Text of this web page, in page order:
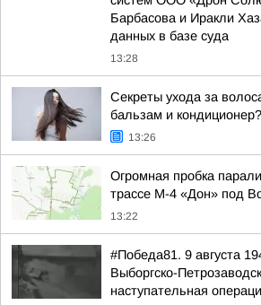
Барбасова и Иракли
данных в базе суда
13:28
Секреты ухода за
бальзам и кондиционер?
13:26
Огромная пробка
трассе М-4 «Дон» под
13:22
#Победа81. 9 августа
Выборгско-
наступательная